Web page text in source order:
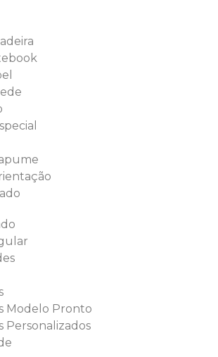
Modelo Pronto
Personalizados